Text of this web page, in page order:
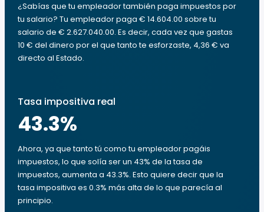
¿Sabías que tu empleador también paga impuestos por
tu salario? Tu empleador paga € 14.604.00 sobre tu
salario de € 2.627.040.00. Es decir, cada vez que gastas
10 € del dinero por el que tanto te esforzaste, 4,36 € va
directo al Estado.
Tasa impositiva real
43.3%
Ahora, ya que tanto tú como tu empleador pagáis
impuestos, lo que solía ser un 43% de la tasa de
impuestos, aumenta a 43.3%. Esto quiere decir que la
tasa impositiva es 0.3% más alta de lo que parecía al
principio.